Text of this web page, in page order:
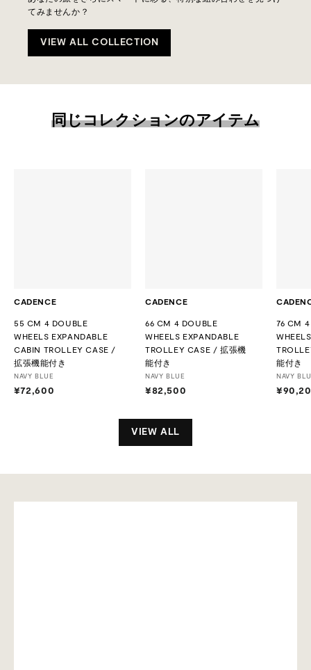
てみませんか？
VIEW ALL COLLECTION
同じコレクションのアイテム
CADENCE
55 CM 4 DOUBLE
WHEELS EXPANDABLE
CABIN TROLLEY CASE /
拡張機能付き
NAVY BLUE
¥72,600
CADENCE
66 CM 4 DOUBLE
WHEELS EXPANDABLE
TROLLEY CASE / 拡張機
能付き
NAVY BLUE
¥82,500
2
5
76 CM
能付き
NAVY
VIEW ALL